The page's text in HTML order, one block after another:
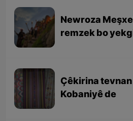
Newroza
remzek bo
Çêkirina
Kobaniyê de